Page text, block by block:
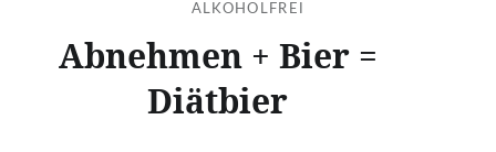
ALKOHOLFREI
Abnehmen + Bier =
Diätbier